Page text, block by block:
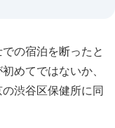
の宿泊を断ったと
めてではないか、
渋谷区保健所に同